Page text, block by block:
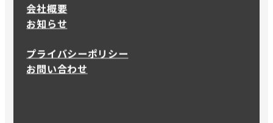
会社概要
お知らせ
プライバシーポリシー
お問い合わせ